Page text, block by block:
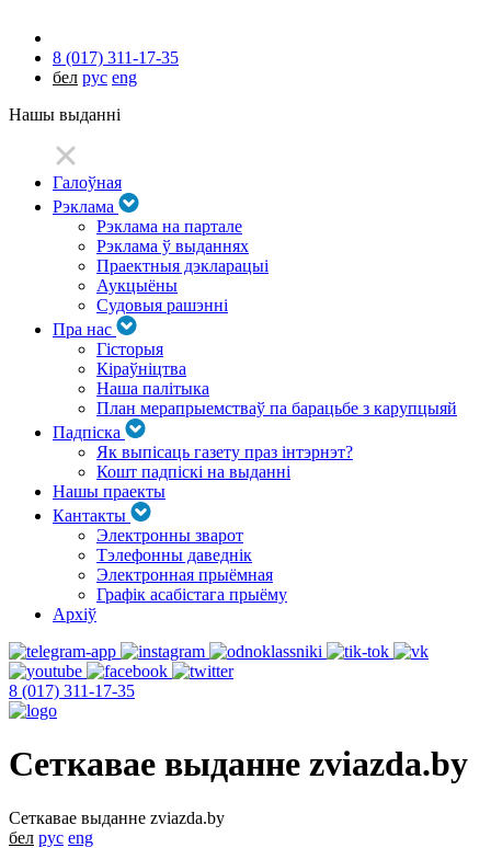
8 (017) 311-17-35
бел рус eng
Нашы выданні
Галоўная
Рэклама
Рэклама на партале
Рэклама ў выданнях
Праектныя дэкларацыі
Аукцыёны
Судовыя рашэнні
Пра нас
Гісторыя
Кіраўніцтва
Наша палітыка
План мерапрыемстваў па барацьбе з карупцыяй
Падпіска
Як выпісаць газету праз інтэрнэт?
Кошт падпіскі на выданні
Нашы праекты
Кантакты
Электронны зварот
Тэлефонны даведнік
Электронная прыёмная
Графік асабістага прыёму
Архіў
8 (017) 311-17-35
Сеткавае выданне zviazda.by
Сеткавае выданне zviazda.by
бел рус eng